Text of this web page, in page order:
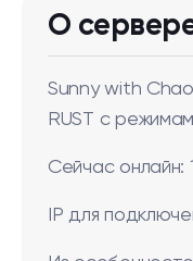
О
Sunny with
RUST с
Сейчас онлайн:
IP для